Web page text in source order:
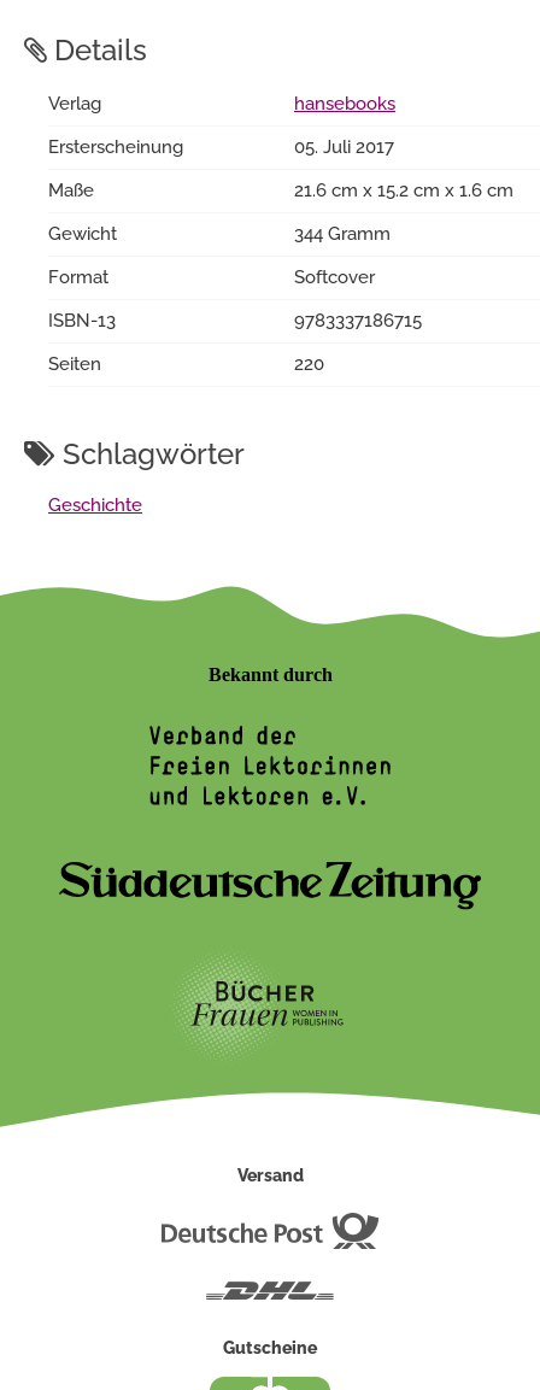
Details
Verlag
hansebooks
Ersterscheinung
05. Juli 2017
Maße
21.6 cm x 15.2 cm x 1.6 cm
Gewicht
344 Gramm
Format
Softcover
ISBN-13
9783337186715
Seiten
220
Schlagwörter
Geschichte
Bekannt durch
Versand
Gutscheine